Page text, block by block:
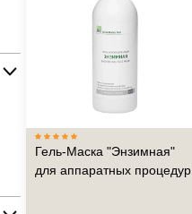
Гель-Маска "Энзимная"
для аппаратных процедур